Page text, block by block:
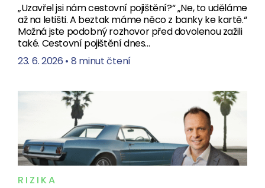
„Uzavřel jsi nám cestovní pojištění?“ „Ne, to uděláme
až na letišti. A beztak máme něco z banky ke kartě.“
Možná jste podobný rozhovor před dovolenou zažili
také. Cestovní pojištění dnes…
23. 6. 2026 • 8 minut čtení
RIZIKA